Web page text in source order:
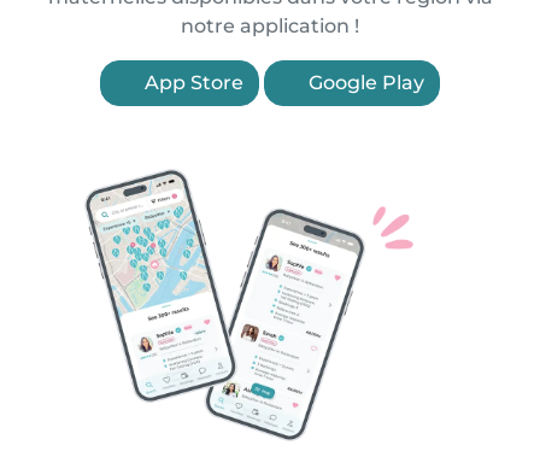
notre application !
App Store Google Play